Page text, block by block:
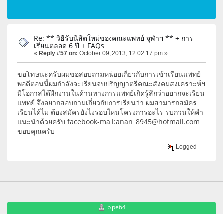
Re: ** วิธีรับนิสิตใหม่ของคณะแพทย์ จุฬาฯ ** + การ
เรียนตลอด 6 ปี + FAQs
« Reply #57 on: October 09, 2013, 12:02:17 pm »
ขอโทษนะครับผมขอสอบถามหน่อยเกี่ยวกับการเข้าเรียนแพทย์
พอดีตอนนี้ผมกำลังจะเรียนจบปริญญาตรีคณะสังคมสงเคราะห์ฯ
มีโอกาสได้ฝึกงานในด้านทางการแพทย์เกิดรู้สึกว่าอยากจะเรียน
แพทย์ จึงอยากสอบถามเกี่ยวกับการเรียนว่า ผมสามารถสมัคร
เรียนได้ไม ต้องสมัครยังไงรอบไหนโครงการอะไร รบกวนให้คำ
แนะนำด้วยครับ facebook-mail:anan_8945@hotmail.com
ขอบคุณครับ
Logged
pipe64